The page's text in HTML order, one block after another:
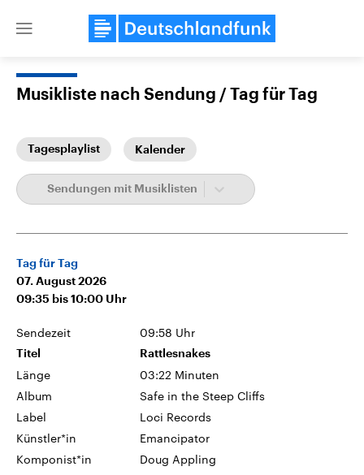
Close
Landtagswahl Sachsen-Anhalt
2026
September 2026 einen neuen
Landtag. Seit 2021 wird das
Bundesland von einer Koalition aus
CDU, SPD und FDP regiert.-
Wahlprogramme, aktuelle Berichte
und Hintergründe zu den Parteien
und Kandidaten der anstehenden
Wahl.
aktuelle Weltgeschehen.
Sendungen Programm
Musikliste nach Sendung Tag für Tag
Tagesplaylist Kalender
Sendungen mit Musiklisten
Tag für Tag
07. August 2026
09:35 bis 10:00 Uhr
Sendezeit 09:58 Uhr
Titel Rattlesnakes
Länge
03:22 Minuten
Album
Safe in the Steep Cliffs
Label
Loci Records
Künstler*in
Emancipator
Komponist*in
Doug Appling